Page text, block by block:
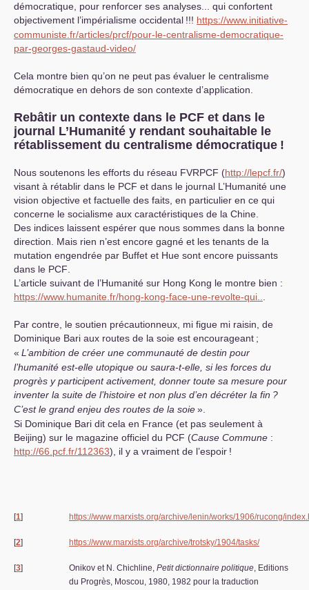
démocratique, pour renforcer ses analyses... qui confortent
objectivement l’impérialisme occidental !!! https://www.initiative-
communiste.fr/articles/prcf/pour-le-centralisme-democratique-
par-georges-gastaud-video/
Cela montre bien qu’on ne peut pas évaluer le centralisme
démocratique en dehors de son contexte d’application.
Rebâtir un contexte dans le PCF et dans le
journal L’Humanité y rendant souhaitable le
rétablissement du centralisme démocratique !
Nous soutenons les efforts du réseau FVRPCF (http://lepcf.fr/)
visant à rétablir dans le PCF et dans le journal L’Humanité une
vision objective et factuelle des faits, en particulier en ce qui
concerne le socialisme aux caractéristiques de la Chine.
Des indices laissent espérer que nous sommes dans la bonne
direction. Mais rien n’est encore gagné et les tenants de la
mutation engendrée par Buffet et Hue sont encore puissants
dans le PCF
L’article suivant de l’Humanité sur Hong Kong le montre bien :
https://www.humanite.fr/hong-kong-face-une-revolte-qui..
Par contre, le soutien précautionneux, mi figue mi raisin, de
Dominique Bari aux routes de la soie est encourageant ;
« L’ambition de créer une communauté de destin pour
l’humanité est-elle utopique ou saura-t-elle, si les forces du
progrès y participent activement, donner toute sa mesure pour
inventer la suite de l’histoire et non plus d’en décréter la fin ?
C’est le grand enjeu des routes de la soie».
Si Dominique Bari dit cela en France (et pas seulement à
Beijing) sur le magazine officiel du PCF (Cause Commune :
http://66.pcf.fr/112363), il y a vraiment de l’espoir !
[1] https://www.marxists.org/archive/lenin/works/1906/rucong/
[2] https://www.marxists.org/archive/trotsky/1904/tasks/
[3] Onikov et N. Chichline, Petit dictionnaire politique, Editions
du Progrès, Moscou, 1980, 1982 pour la traduction